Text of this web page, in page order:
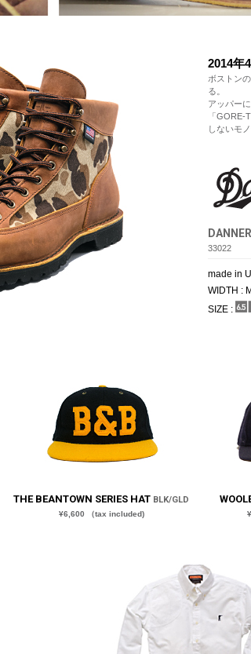
2014年
ボストン
る。
アッパー
「
しないモ
33022
made in
WIDTH :
SIZE :
THE BEANTOWN SERIES HAT BLK/GLD
¥6,600 （tax included)